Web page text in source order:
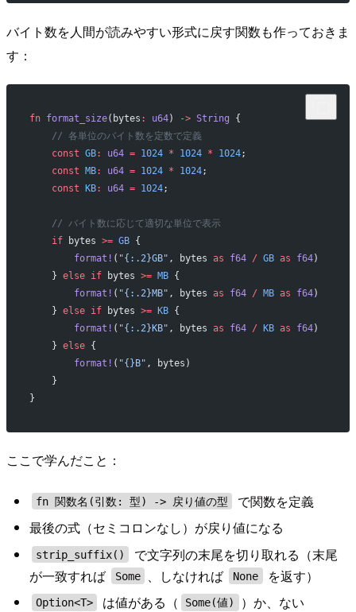
バイト数を人間が読みやすい形式に戻す関数も作っておきま
す：
fn format_size(bytes : u64) -> String {
    // 各単位のバイト数を定数で定義
    const
GB: u64 = 1024 * 1024 * 1024;
    const
MB: u64 = 1024 * 1024;
    const
KB: u64 = 1024;
    // バイト数に応じて適切な単位で表示
    if
bytes >= GB {
        format!
( "{:.2}GB" , bytes as f64 / GB as f64)
    }
else if bytes >= MB {
        format!
( "{:.2}MB" , bytes as f64 / MB as f64)
    }
else if bytes >= KB {
        format!
( "{:.2}KB" , bytes as f64 / KB as f64)
    }
else {
        format!
( "{}B" , bytes)
    }
}
ここで学んだこと：
fn 関数名(引数: 型) -> 戻り値の型
で関数を定義
最後の式（セミコロンなし）が戻り値になる
strip_suffix()
で文字列の末尾を切り取れる（末尾
が一致すれば
Some 、しなければ None を返す）
Option<T> は値がある（ Some(値)
）か、ない